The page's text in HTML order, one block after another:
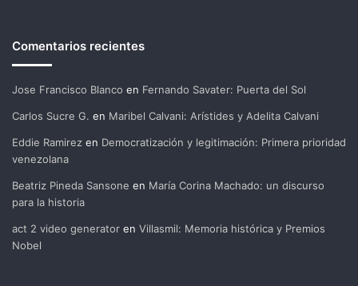
Comentarios recientes
Jose Francisco Blanco en Fernando Savater: Puerta del Sol
Carlos Sucre G. en Maribel Calvani: Arístides y Adelita Calvani
Eddie Ramirez en Democratización y legitimación: Primera prioridad
venezolana
Beatriz Pineda Sansone en María Corina Machado: un discurso
para la historia
act 2 video generator en Villasmil: Memoria histórica y Premios
Nobel